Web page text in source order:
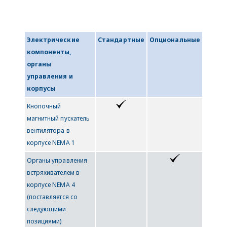
Электрические
компоненты,
органы
управления и
корпусы
Стандартные Опциональные
Кнопочный
магнитный пускатель
вентилятора в
корпусе NEMA 1
Органы управления
встряхивателем в
корпусе NEMA 4
(поставляется со
следующими
позициями)